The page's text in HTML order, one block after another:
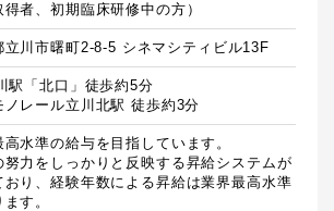
得者、初期臨床研修中の方）
立川市曙町2-8-5 シネマシティビル13F
駅「北口」徒歩約5分
ノレール立川北駅 徒歩約3分
高水準の給与を目指しています。
努力をしっかりと反映する昇給システムが
おり、経験年数による昇給は業界最高水準
す。